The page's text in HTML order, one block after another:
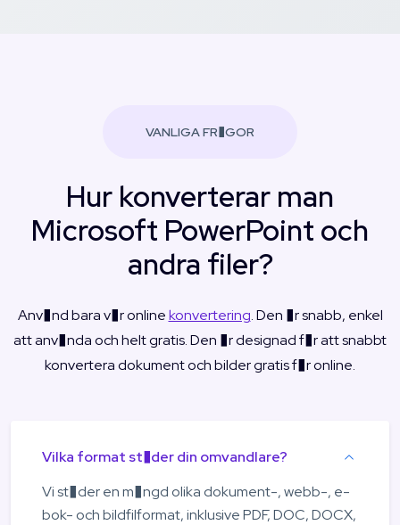
VANLIGA FR�GOR
Hur konverterar man
Microsoft PowerPoint och
andra filer?
Anv�nd bara v�r onlinekonvertering. Den �r snabb, enkel
att anv�nda och helt gratis. Den �r designad f�r att snabbt
konvertera dokument och bilder gratis f�r online.
Vilka format st�der din omvandlare?
Vi st�der en m�ngd olika dokument-, webb-, e-
bok- och bildfilformat, inklusive PDF, DOC, DOCX,